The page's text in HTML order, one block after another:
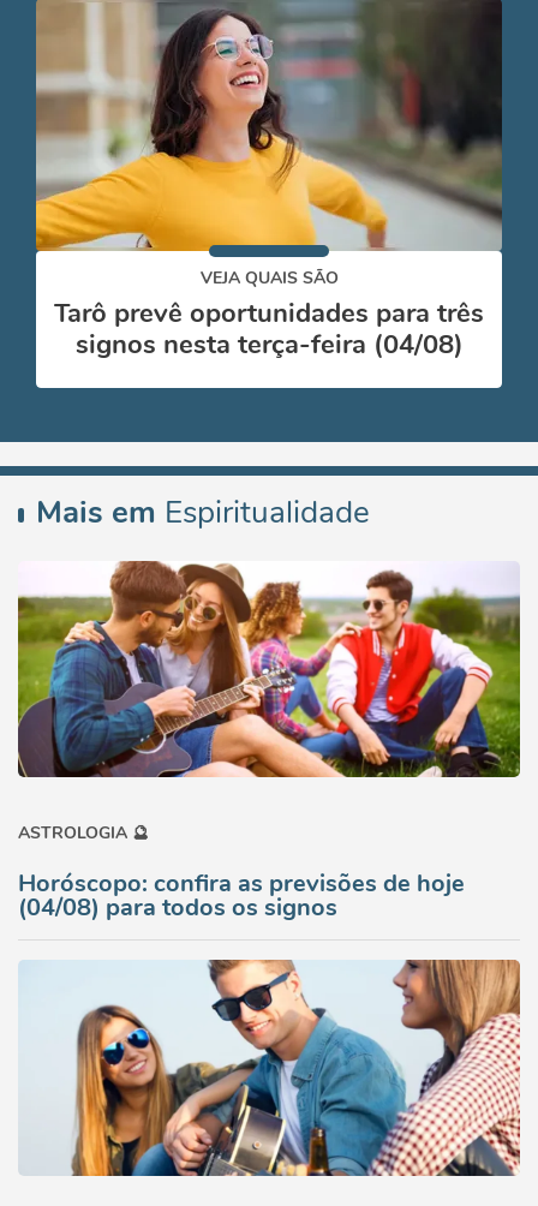
VEJA QUAIS SÃO
Tarô prevê oportunidades para três
signos nesta terça-feira (04/08)
Mais em Espiritualidade
ASTROLOGIA 🔮
Horóscopo: confira as previsões de hoje
(04/08) para todos os signos